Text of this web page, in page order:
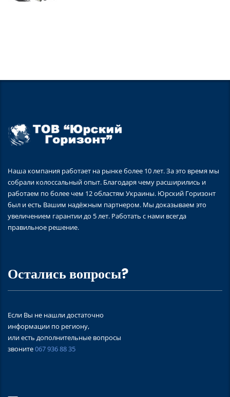
Наша компания работает на рынке более 10 лет. За это время мы
собрали колоссальный опыт. Благодаря чему расширились и
работаем по более чем 12 областям Украины. Юрский Горизонт
был и есть Вашим надёжным партнером. Мы доказываем это
увеличением гарантии до 5 лет. Работать с нами всегда
правильное решение.
Остались вопросы?
Если Вы не нашли достаточно
информации по региону,
или есть дополнительные вопросы
звоните067 936 88 35